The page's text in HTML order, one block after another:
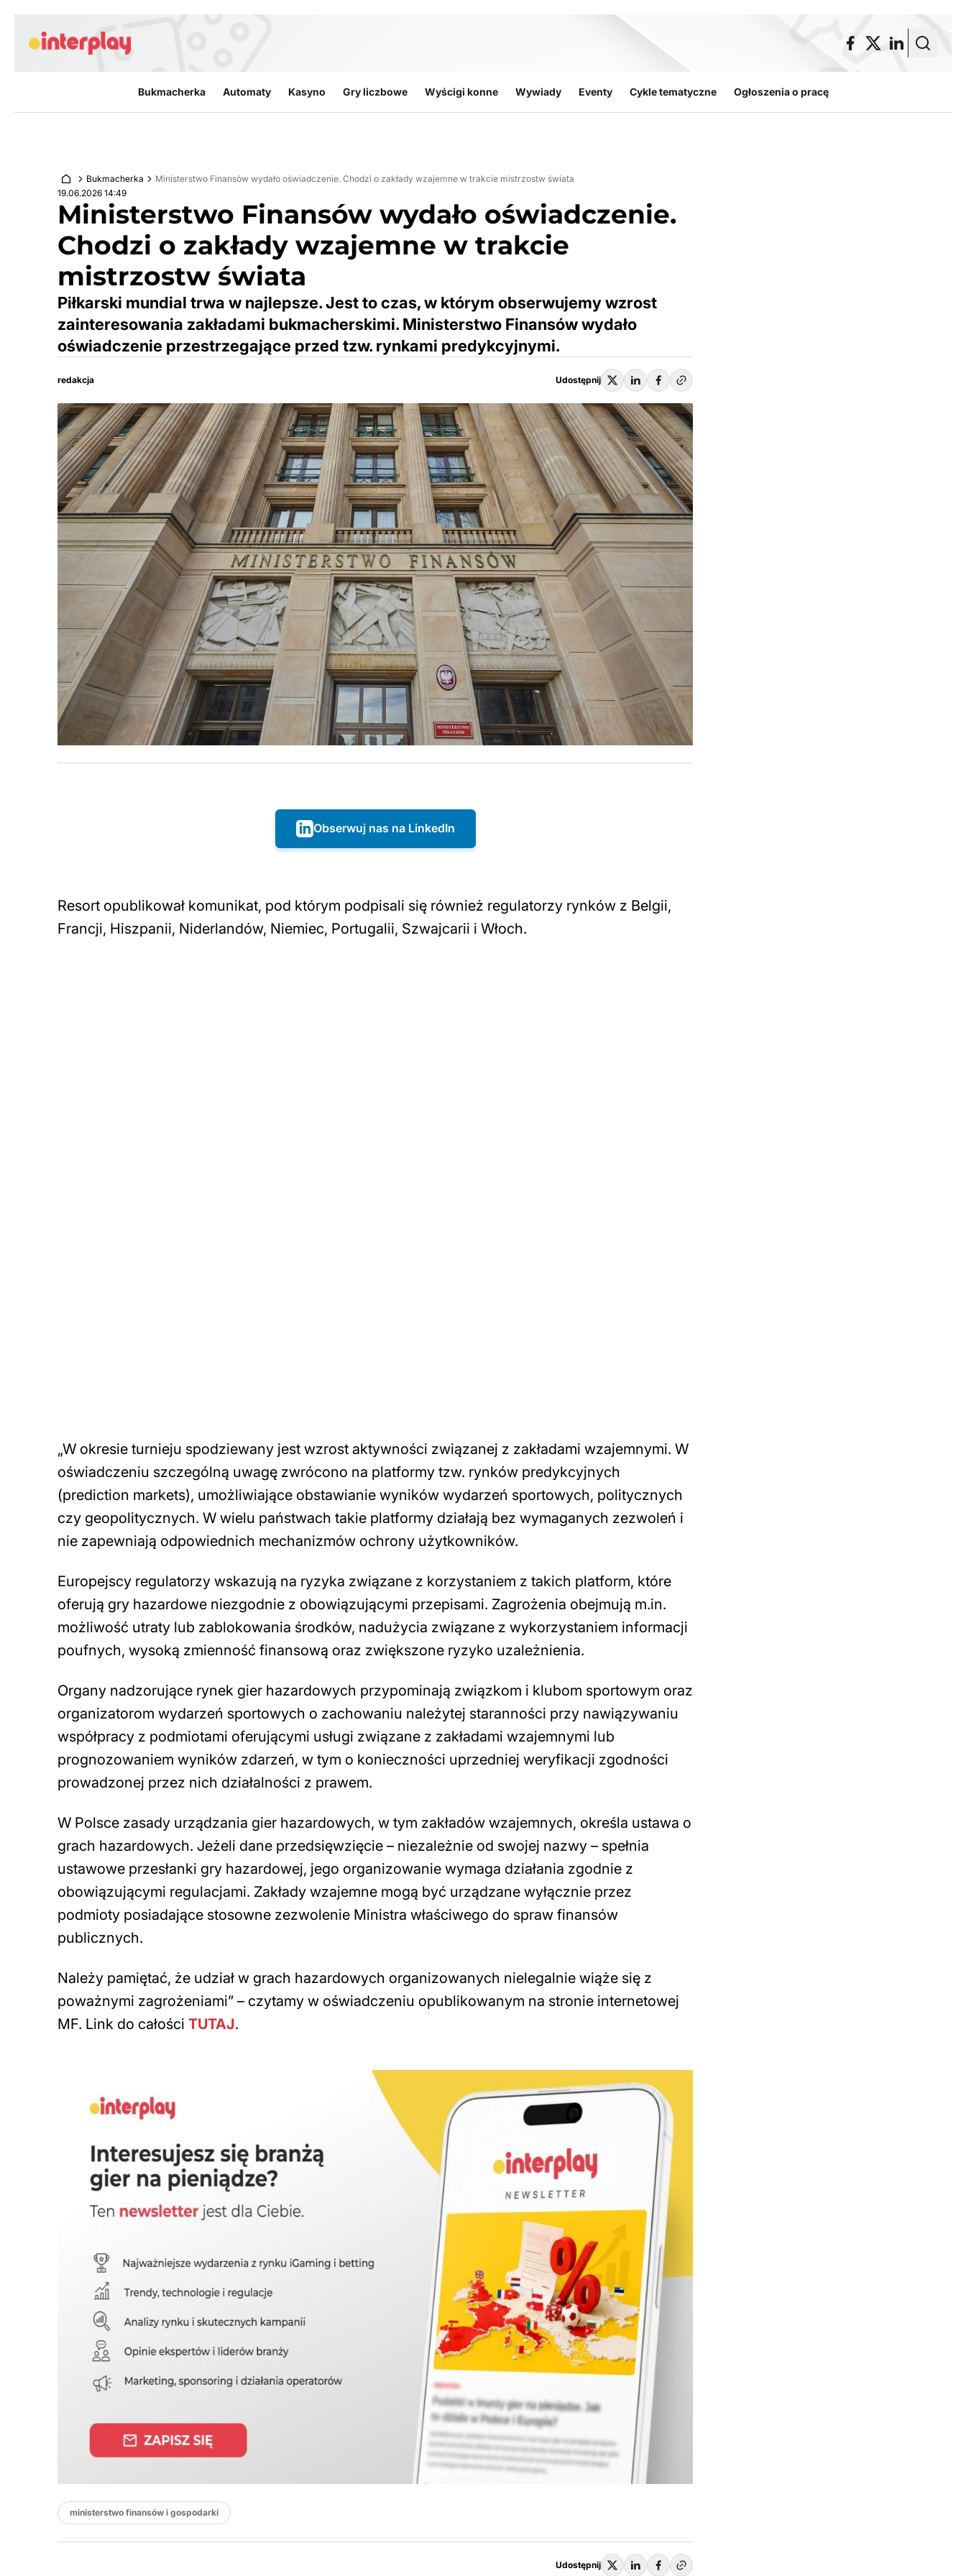
Bukmacherka Automaty Kasyno Gry liczbowe Wyścigi konne Wywiady Eventy Cykle tematyczne Ogłoszenia o pracę
Bukmacherka
Ministerstwo Finansów wydało oświadczenie. Chodzi o zakłady wzajemne w trakcie mistrzostw świata
19.06.2026 14:49
Ministerstwo Finansów wydało oświadczenie.
Chodzi o zakłady wzajemne w trakcie
mistrzostw świata
Piłkarski mundial trwa w najlepsze. Jest to czas, w którym obserwujemy wzrost
zainteresowania zakładami bukmacherskimi. Ministerstwo Finansów wydało
oświadczenie przestrzegające przed tzw. rynkami predykcyjnymi.
redakcja Udostępnij
Obserwuj nas na LinkedIn
Resort opublikował komunikat, pod którym podpisali się również regulatorzy rynków z Belgii,
Francji, Hiszpanii, Niderlandów, Niemiec, Portugalii, Szwajcarii i Włoch.
„W okresie turnieju spodziewany jest wzrost aktywności związanej z zakładami wzajemnymi. W
oświadczeniu szczególną uwagę zwrócono na platformy tzw. rynków predykcyjnych
(prediction markets), umożliwiające obstawianie wyników wydarzeń sportowych, politycznych
czy geopolitycznych. W wielu państwach takie platformy działają bez wymaganych zezwoleń i
nie zapewniają odpowiednich mechanizmów ochrony użytkowników.
Europejscy regulatorzy wskazują na ryzyka związane z korzystaniem z takich platform, które
oferują gry hazardowe niezgodnie z obowiązującymi przepisami. Zagrożenia obejmują m.in.
możliwość utraty lub zablokowania środków, nadużycia związane z wykorzystaniem informacji
poufnych, wysoką zmienność finansową oraz zwiększone ryzyko uzależnienia.
Organy nadzorujące rynek gier hazardowych przypominają związkom i klubom sportowym oraz
organizatorom wydarzeń sportowych o zachowaniu należytej staranności przy nawiązywaniu
współpracy z podmiotami oferującymi usługi związane z zakładami wzajemnymi lub
prognozowaniem wyników zdarzeń, w tym o konieczności uprzedniej weryfikacji zgodności
prowadzonej przez nich działalności z prawem.
W Polsce zasady urządzania gier hazardowych, w tym zakładów wzajemnych, określa ustawa o
grach hazardowych. Jeżeli dane przedsięwzięcie – niezależnie od swojej nazwy – spełnia
ustawowe przesłanki gry hazardowej, jego organizowanie wymaga działania zgodnie z
obowiązującymi regulacjami. Zakłady wzajemne mogą być urządzane wyłącznie przez
podmioty posiadające stosowne zezwolenie Ministra właściwego do spraw finansów
publicznych.
Należy pamiętać, że udział w grach hazardowych organizowanych nielegalnie wiąże się z
poważnymi zagrożeniami” – czytamy w oświadczeniu opublikowanym na stronie internetowej
MF. Link do całości TUTAJ.
ministerstwo finansów i gospodarki
Udostępnij